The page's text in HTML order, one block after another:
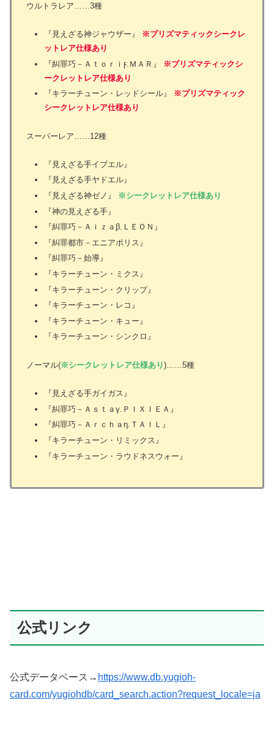
ウルトラレア……3種
『見えざる神ジャウザー』
※プリズマティックシークレ
ットレア仕様あり
『糾罪巧－Ａｔｏｒｉϝ.ＭＡＲ』
※プリズマティックシ
ークレットレア仕様あり
『キラーチューン・レッドシール』
※プリズマティック
シークレットレア仕様あり
スーパーレア……12種
『見えざる手イブエル』
『見えざる手ヤドエル』
『見えざる神ゼノ』
※シークレットレア仕様あり
『神の見えざる手』
『糾罪巧－Ａｉｚａβ.ＬＥＯＮ』
『糾罪都市－エニアポリス』
『糾罪巧－始導』
『キラーチューン・ミクス』
『キラーチューン・クリップ』
『キラーチューン・レコ』
『キラーチューン・キュー』
『キラーチューン・シンクロ』
ノーマル(※シークレットレア仕様あり)……5種
『見えざる手ガイガス』
『糾罪巧－Ａｓｔａγ.ＰＩＸＩＥＡ』
『糾罪巧－Ａｒｃｈａη.ＴＡＩＬ』
『キラーチューン・リミックス』
『キラーチューン・ラウドネスウォー』
公式リンク
公式データベース→ https://www.db.yugioh-
card.com/yugiohdb/card_search.action?request_locale=ja